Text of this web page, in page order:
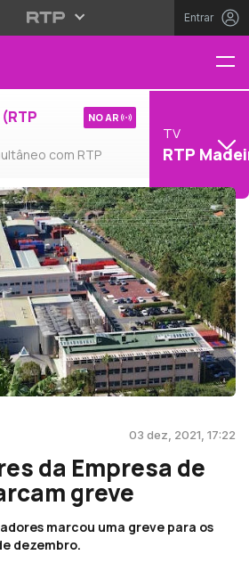
Entrar
com RTP
NO AR
TV
RTP
03 dez, 2021, 17:22
da Empresa de
greve
marcou uma greve para os
dezembro.